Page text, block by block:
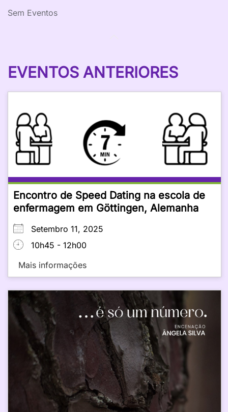
Sem Eventos
EVENTOS ANTERIORES
Encontro de Speed Dating na escola de
enfermagem em Göttingen, Alemanha
Setembro 11, 2025
10h45 - 12h00
Mais informações